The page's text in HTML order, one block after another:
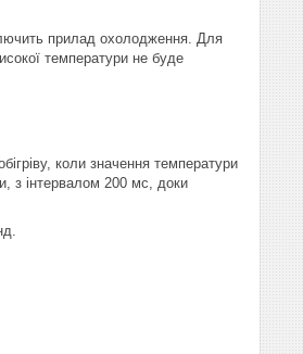
прилад охолодження. Для
температури не буде
коли значення температури
з інтервалом 200 мс, доки